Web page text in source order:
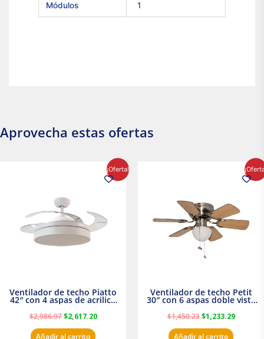
Módulos 1
Aprovecha estas ofertas
¡Oferta!
Ventilador de techo Piatto
42″ con 4 aspas de acrilico
transparente
$2,986.97
$2,986.97.
$2,617.20
precio
actual
Añadir al carrito
Ventilador de techo Petit
30″ con 6 aspas doble vista
Satinado Masterfan
$1,450.23
$1,450.23.
$1,233.29
precio
actual
Añadir al carrito